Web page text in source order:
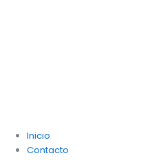
Inicio
Contacto